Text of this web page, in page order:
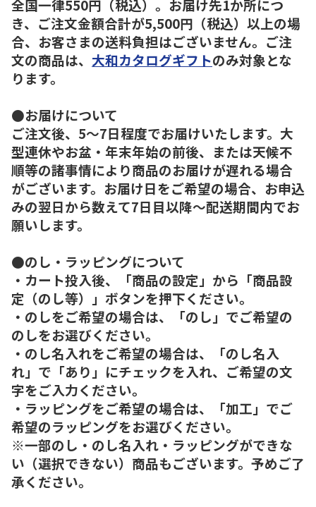
全国一律550円（税込）。お届け先1か所につ
き、ご注文金額合計が5,500円（税込）以上の場
合、お客さまの送料負担はございません。ご注
文の商品は、 大和カタログギフトのみ対象とな
ります。
●お届けについて
ご注文後、5～7日程度でお届けいたします。大
型連休やお盆・年末年始の前後、または天候不
順等の諸事情により商品のお届けが遅れる場合
がございます。お届け日をご希望の場合、お申込
みの翌日から数えて7日目以降～配送期間内でお
願いします。
●のし・ラッピングについて
・カート投入後、「商品の設定」から「商品設
定（のし等）」ボタンを押下ください。
・のしをご希望の場合は、「のし」でご希望の
のしをお選びください。
・のし名入れをご希望の場合は、「のし名入
れ」で「あり」にチェックを入れ、ご希望の文
字をご入力ください。
・ラッピングをご希望の場合は、「加工」でご
希望のラッピングをお選びください。
※一部のし・のし名入れ・ラッピングができな
い（選択できない）商品もございます。予めご了
承ください。